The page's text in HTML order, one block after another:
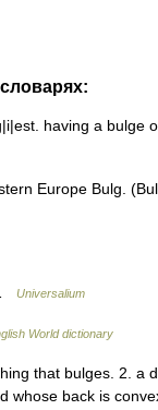
having a bulge
Europe Bulg.
Universalium
World dictionary
that bulges. 2. a
whose back is